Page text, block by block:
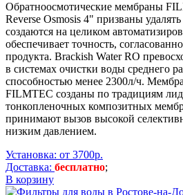
Обратноосмотические мембраны
Reverse Osmosis 4" призваны
создаются на целиком
обеспечивает точность,
продукта. Brackish Water RO
в системах очистки воды среднего
способностью менее 2300л/ч.
FILMTEC созданы по традициям
тонкопленочных композитных
принимают вызов высокой
низким давлением.
Установка: от 3700р.
Доставка: бесплатно;
В корзину